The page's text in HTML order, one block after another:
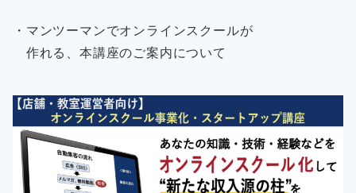
・マンツーマンでオンラインスクールが
作れる、本講座のご案内について